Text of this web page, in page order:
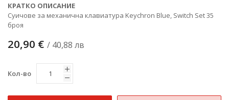
КРАТКО ОПИСАНИЕ
Суичове за механична клавиатура Keychron Blue, Switch Set 35
броя
20,90 € / 40,88 лв
Кол-во